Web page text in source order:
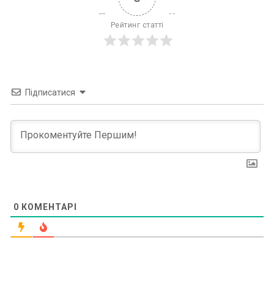
Рейтинг статті
Підписатися
0 КОМЕНТАРІ